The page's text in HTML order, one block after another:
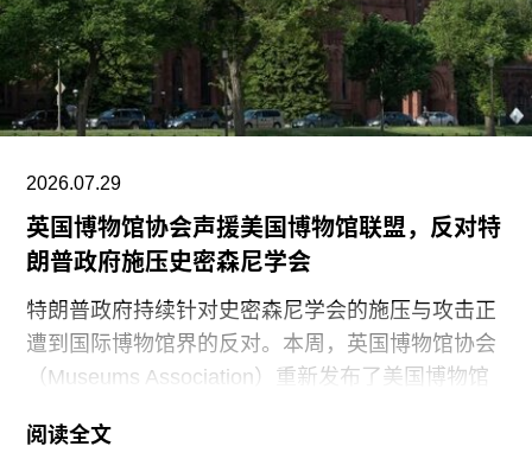
2026.07.29
英国博物馆协会声援美国博物馆联盟，反对特
朗普政府施压史密森尼学会
特朗普政府持续针对史密森尼学会的施压与攻击正
遭到国际博物馆界的反对。本周，英国博物馆协会
（Museums Association）重新发布了美国博物馆
月20日发表的一份声明，强烈谴责针对美国“国家
阅读全文